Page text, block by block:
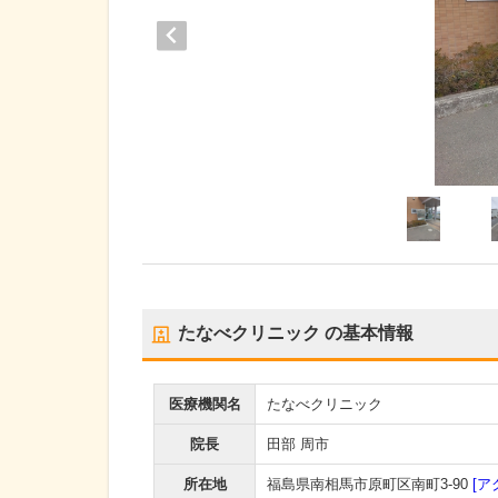
たなべクリニック の基本情報
医療機関名 たなべクリニック
院長 田部 周市
所在地 福島県南相馬市原町区南町3-90 [ア